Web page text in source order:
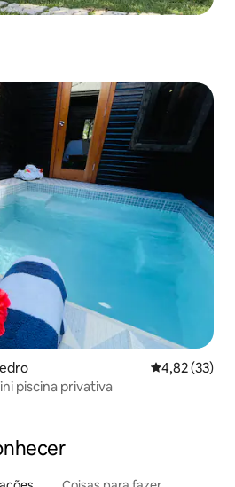
4,82 de uma
4,82 (33)
piscina privativa